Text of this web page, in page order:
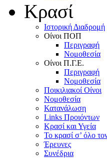
Κρασί
Iστορική Διαδρομή
Oίνοι ΠOΠ
Περιγραφή
Nομοθεσία
Oίνοι Π.Γ.E.
Περιγραφή
Νομοθεσία
Ποικιλιακοί Oίνοι
Nομοθεσία
Κατανάλωση
Links Προιόντων
Κρασί και Υγεία
To κρασί σ’ όλο
Έρευνες
Συνέδρια